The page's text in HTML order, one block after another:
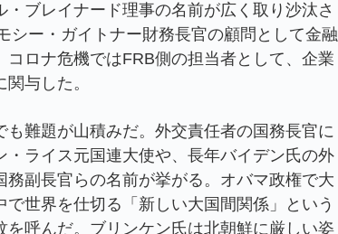
ブレイナード理事の名前が広く取り沙汰さ
シー・ガイトナー財務長官の顧問として金融
ロナ危機ではFRB側の担当者として、企業
与した。
難題が山積みだ。外交責任者の国務長官に
ライス元国連大使や、長年バイデン氏の外
副長官らの名前が挙がる。オバマ政権で大
世界を仕切る「新しい大国間関係」という
呼んだ。ブリンケン氏は北朝鮮に厳しい姿